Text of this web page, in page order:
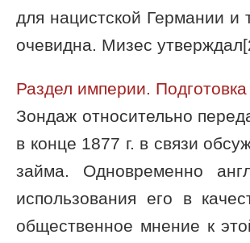
для нацистской Германии
очевидна. Мизес
Раздел империи.
Зондаж относительно
в конце 1877 г. в связи
займа. Одновременно
использования его в
общественное мнение к